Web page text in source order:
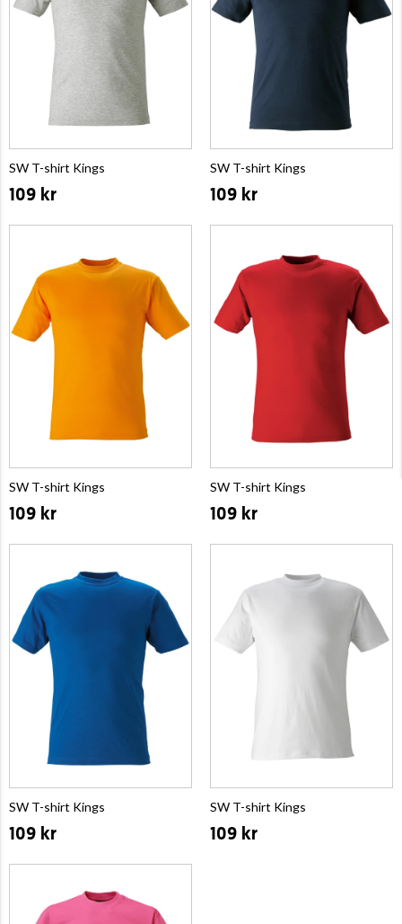
SW T-shirt Kings
109 kr
SW T-shirt Kings
109 kr
SW T-shirt Kings
109 kr
SW T-shirt Kings
109 kr
SW T-shirt Kings
109 kr
SW T-shirt Kings
109 kr